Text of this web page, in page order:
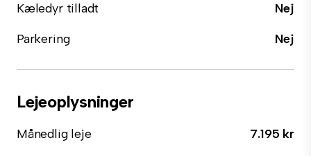
Kæledyr tilladt
Nej
Parkering
Nej
Lejeoplysninger
Månedlig leje
7.195 kr